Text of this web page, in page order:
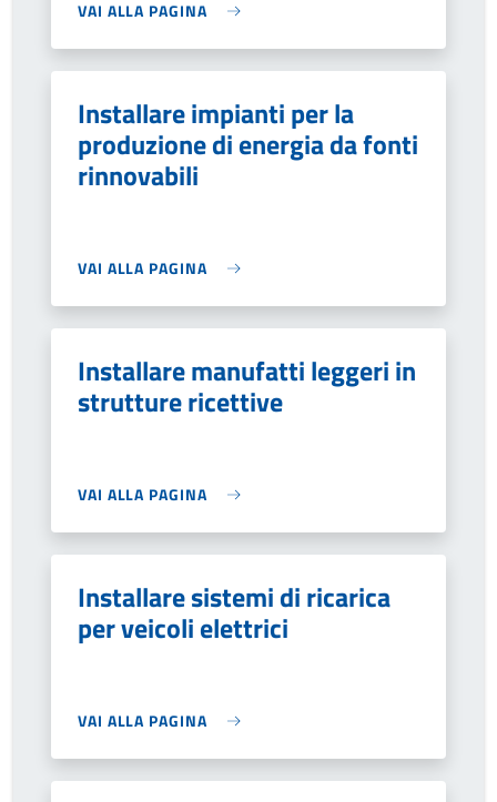
VAI ALLA PAGINA
Installare impianti per la
produzione di energia da fonti
rinnovabili
VAI ALLA PAGINA
Installare manufatti leggeri in
strutture ricettive
VAI ALLA PAGINA
Installare sistemi di ricarica
per veicoli elettrici
VAI ALLA PAGINA